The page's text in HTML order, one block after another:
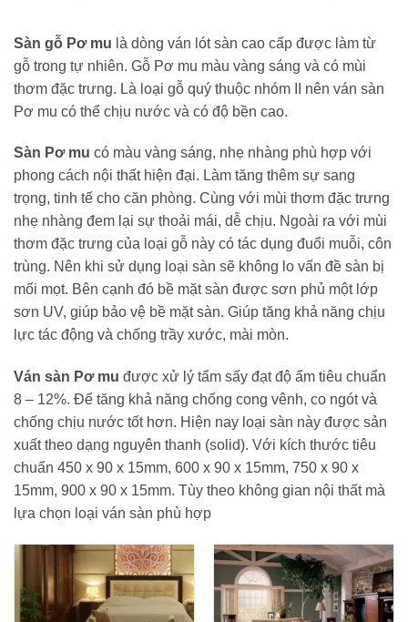
Sàn gỗ Pơ mu là dòng ván lót sàn cao cấp được làm từ
gỗ trong tự nhiên. Gỗ Pơ mu màu vàng sáng và có mùi
thơm đặc trưng. Là loại gỗ quý thuộc nhóm II nên ván sàn
Pơ mu có thể chịu nước và có độ bền cao.
Sàn Pơ mu có màu vàng sáng, nhẹ nhàng phù hợp với
phong cách nội thất hiện đại. Làm tăng thêm sự sang
trọng, tinh tế cho căn phòng. Cùng với mùi thơm đặc trưng
nhẹ nhàng đem lại sự thoải mái, dễ chịu. Ngoài ra với mùi
thơm đặc trưng của loại gỗ này có tác dụng đuổi muỗi, côn
trùng. Nên khi sử dụng loại sàn sẽ không lo vấn đề sàn bị
mối mọt. Bên cạnh đó bề mặt sàn được sơn phủ một lớp
sơn UV, giúp bảo vệ bề mặt sàn. Giúp tăng khả năng chịu
lực tác động và chống trầy xước, mài mòn.
Ván sàn Pơ mu được xử lý tẩm sấy đạt độ ẩm tiêu chuẩn
8 – 12%. Để tăng khả năng chống cong vênh, co ngót và
chống chịu nước tốt hơn. Hiện nay loại sàn này được sản
xuất theo dạng nguyên thanh (solid). Với kích thước tiêu
chuẩn 450 x 90 x 15mm, 600 x 90 x 15mm, 750 x 90 x
15mm, 900 x 90 x 15mm. Tùy theo không gian nội thất mà
lựa chọn loại ván sàn phù hợp